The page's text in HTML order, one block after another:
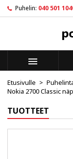
Puhelin: 040 501

Etusivulle
Nokia 2700 Classic
TUOTTEET
My
Create new
Luo
Toivelistan nimi
Kirjaudu
Sinun pitää
toivelistalle.